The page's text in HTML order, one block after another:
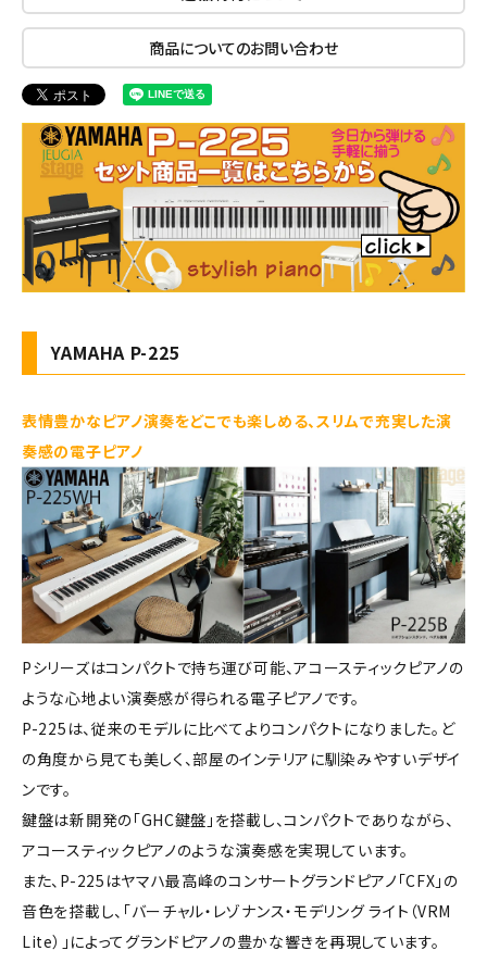
商品についてのお問い合わせ
YAMAHA P-225
表情豊かなピアノ演奏をどこでも楽しめる、スリムで充実した演
奏感の電子ピアノ
Pシリーズはコンパクトで持ち運び可能、アコースティックピアノの
ような心地よい演奏感が得られる電子ピアノです。
P-225は、従来のモデルに比べてよりコンパクトになりました。ど
の角度から見ても美しく、部屋のインテリアに馴染みやすいデザイ
ンです。
鍵盤は新開発の「GHC鍵盤」を搭載し、コンパクトでありながら、
アコースティックピアノのような演奏感を実現しています。
また、P-225はヤマハ最高峰のコンサートグランドピアノ「CFX」の
音色を搭載し、「バーチャル・レゾナンス・モデリング ライト（VRM
Lite）」によってグランドピアノの豊かな響きを再現しています。